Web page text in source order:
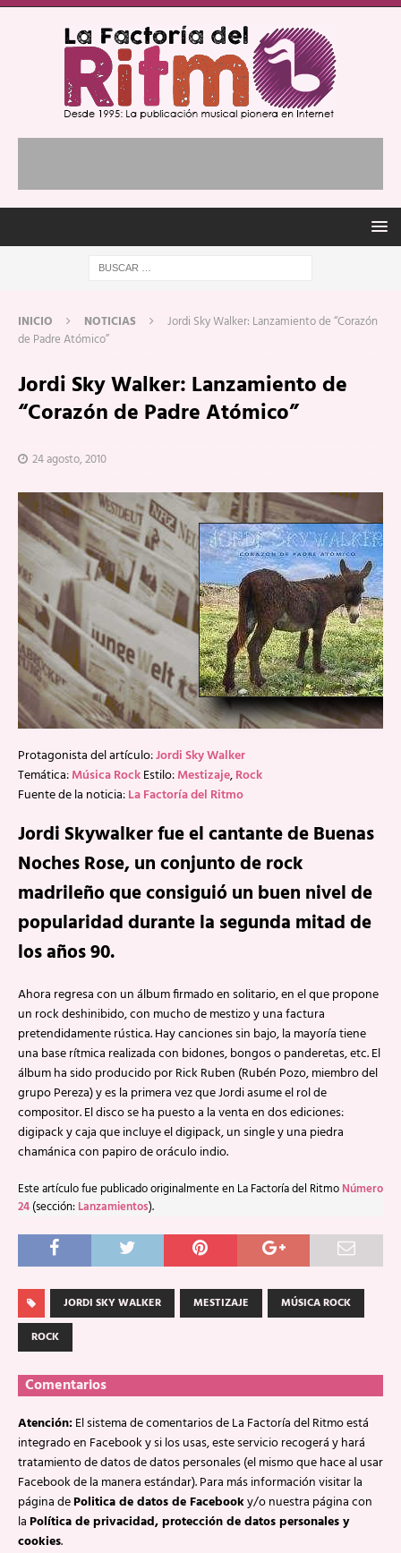
INICIO NOTICIAS
Jordi Sky Walker: Lanzamiento de “Corazón
de Padre Atómico”
Jordi Sky Walker: Lanzamiento de
“Corazón de Padre Atómico”
24 agosto, 2010
Protagonista del artículo:Jordi Sky Walker
Temática:Música RockEstilo:Mestizaje,Rock
Fuente de la noticia:La Factoría del Ritmo
Jordi Skywalker fue el cantante de Buenas
Noches Rose, un conjunto de rock
madrileño que consiguió un buen nivel de
popularidad durante la segunda mitad de
los años 90.
Ahora regresa con un álbum firmado en solitario, en el que propone
un rock deshinibido, con mucho de mestizo y una factura
pretendidamente rústica. Hay canciones sin bajo, la mayoría tiene
una base rítmica realizada con bidones, bongos o panderetas, etc. El
álbum ha sido producido por Rick Ruben (Rubén Pozo, miembro del
grupo Pereza) y es la primera vez que Jordi asume el rol de
compositor. El disco se ha puesto a la venta en dos ediciones:
digipack y caja que incluye el digipack, un single y una piedra
chamánica con papiro de oráculo indio.
Este artículo fue publicado originalmente en La Factoría del Ritmo Número
24 (sección: Lanzamientos).
JORDI SKY WALKER MESTIZAJE
MÚSICA ROCK
ROCK
Comentarios
Atención:El sistema de comentarios de La Factoría del Ritmo está
integrado en Facebook y si los usas, este servicio recogerá y hará
tratamiento de datos de datos personales (el mismo que hace al usar
Facebook de la manera estándar). Para más información visitar la
página dePolitica de datos de Facebooky/o nuestra página con
laPolítica de privacidad, protección de datos personales y
cookies.